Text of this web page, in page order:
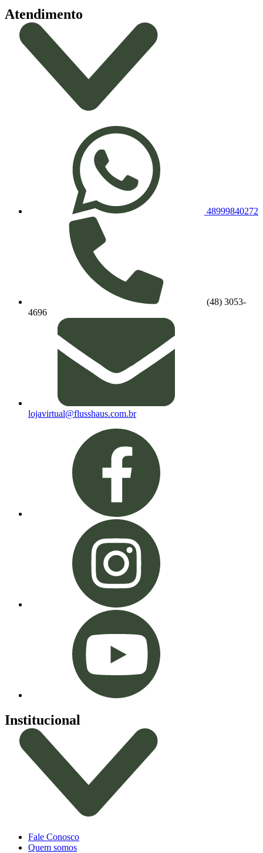
Atendimento
48999840272
(48) 3053-
4696
lojavirtual@flusshaus.com.br
Institucional
Fale Conosco
Quem somos